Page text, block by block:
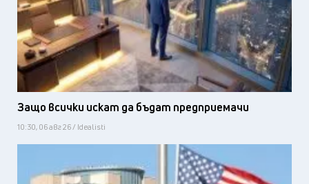
Защо всички искат да бъдат предприемачи
10:30, 06 авг 26 / Idealisti